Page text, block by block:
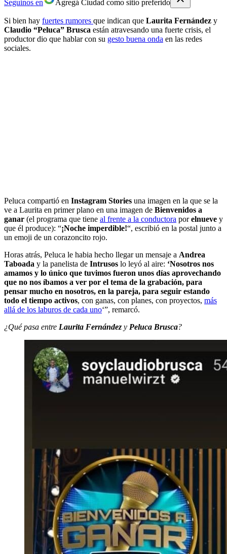
Seguinos en Agregá Ciudad como sitio preferido
Si bien hay fuertes rumores que indican que Laurita Fernández y
Claudio “Peluca” Brusca están atravesando una fuerte crisis, el
productor dio que hablar con su gesto buena onda en las redes
sociales.
Peluca compartió en Instagram Stories una imagen en la que se la
ve a Laurita en primer plano en una imagen de Bienvenidos a
ganar (el programa que tiene al frente a la conductora porelnueve y
que él produce): “¡Noche imperdible!“, escribió en la postal junto a
un emoji de un corazoncito rojo.
Horas atrás, Peluca le habia hecho llegar un mensaje a Andrea
Taboada y la panelista de Intrusos lo leyó al aire: ‘Nosotros nos
amamos y lo único que tuvimos fueron unos días aprovechando
que no nos íbamos a ver por el tema de la grabación, para
pensar mucho en nosotros, en la pareja, para seguir estando
todo el tiempo activos, con ganas, con planes, con proyectos, más
allá de los laburos de cada uno‘”, remarcó.
¿Qué pasa entre Laurita Fernández y Peluca Brusca?